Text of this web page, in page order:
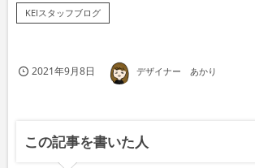
KEIスタッフブログ
2021年9月8日 デザイナー あかり
この記事を書いた人